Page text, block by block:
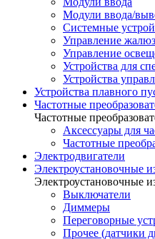
Модули ввода/
Системные
Управление
Управление
Устройства для
Устройства
Устройства плавного
Частотные
Частотные
Аксессуары для
Частотные
Электродвигатели
Электроустановочные
Электроустановочные
Выключатели
Диммеры
Переговорные
Прочее (датчики